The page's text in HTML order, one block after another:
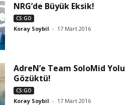
NRG’de Büyük Eksik!
CS:GO
Koray Soybil - 17 Mart 2016
AdreN’e Team SoloMid Yolu
Gözüktü!
CS:GO
Koray Soybil - 17 Mart 2016